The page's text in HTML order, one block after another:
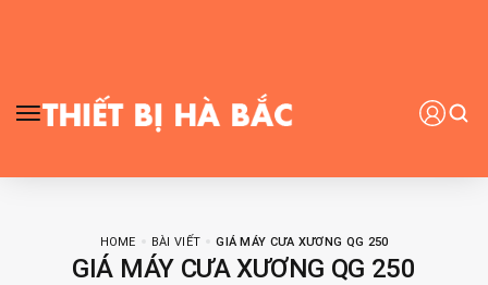
HOME BÀI VIẾT GIÁ MÁY CƯA XƯƠNG QG 250
GIÁ MÁY CƯA XƯƠNG QG 250